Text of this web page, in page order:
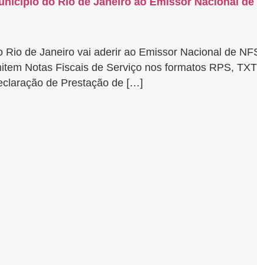
Rio de Janeiro vai aderir ao Emissor Nacional de
Notas Fiscais de Serviço nos formatos RPS,
de Prestação de […]